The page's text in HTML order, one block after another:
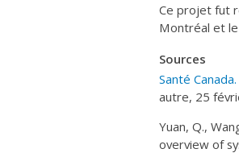
Ce projet fut
Montréal et
Sources
Santé
autre, 25
Yuan, Q.,
overview of